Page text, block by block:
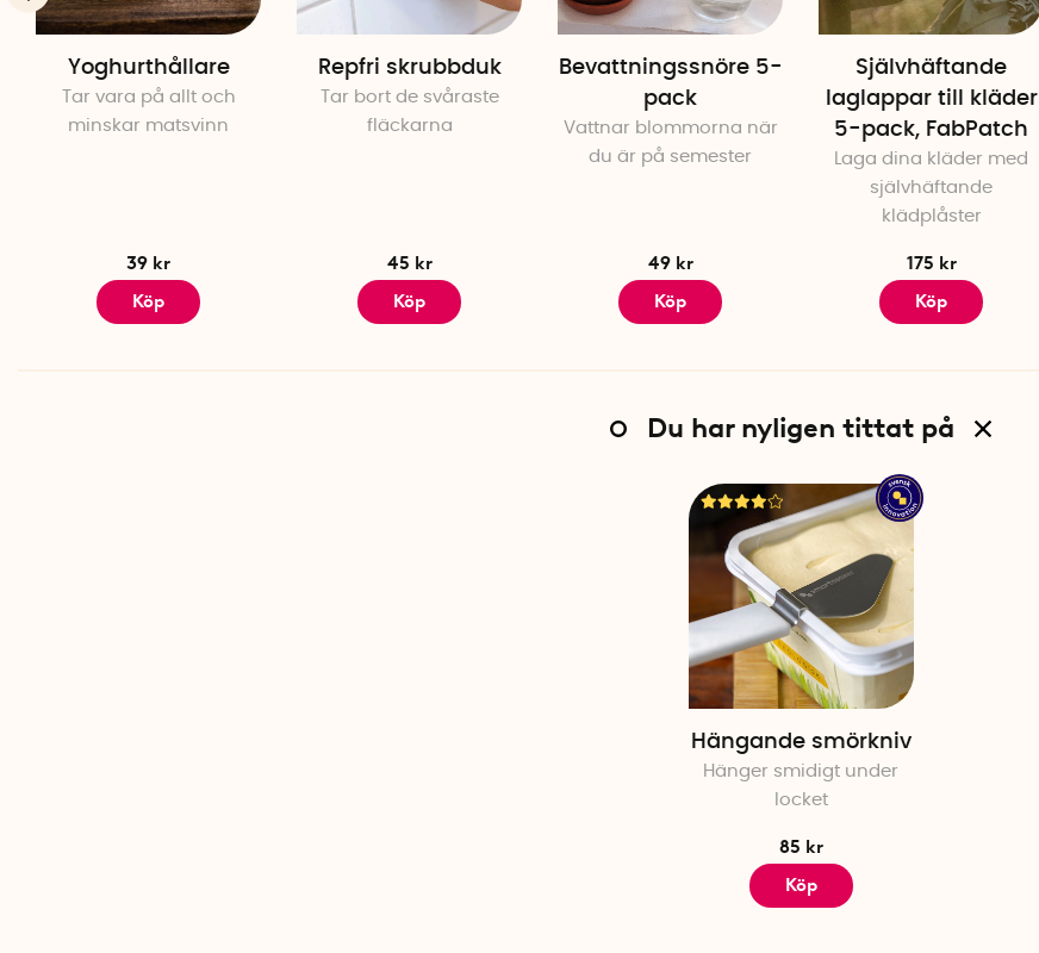
Yoghurthållare
Tar vara på allt och
minskar matsvinn
39 kr
Köp
Repfri skrubbduk
Tar bort de svåraste
fläckarna
45 kr
Köp
Bevattningssnöre 5-
pack
Vattnar blommorna när
du är på semester
49 kr
Köp
Självhäftande
laglappar till kläder
5-pack, FabPatch
Laga dina kläder med
självhäftande
klädplåster
175 kr
Köp
Du har nyligen tittat på
Hängande smörkniv
Hänger smidigt under
locket
85 kr
Köp